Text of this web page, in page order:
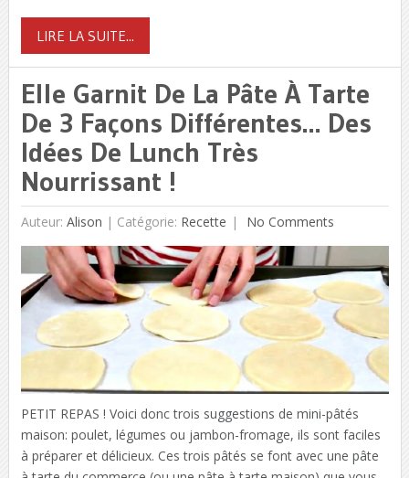
LIRE LA SUITE...
Elle Garnit De La Pâte À Tarte
De 3 Façons Différentes… Des
Idées De Lunch Très
Nourrissant !
Auteur: Alison | Catégorie: Recette No Comments
PETIT REPAS ! Voici donc trois suggestions de mini-pâtés
maison: poulet, légumes ou jambon-fromage, ils sont faciles
à préparer et délicieux. Ces trois pâtés se font avec une pâte